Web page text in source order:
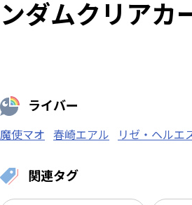
ンダムクリアカ
ライバー
魔使マオ 春崎エアル リゼ・ヘルエ
関連タグ